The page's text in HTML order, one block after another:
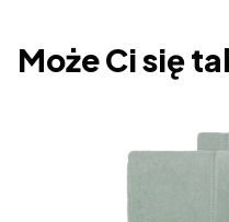
Może Ci się